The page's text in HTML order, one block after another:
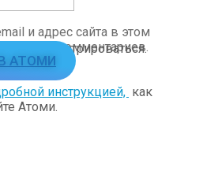
и адрес сайта в этом
моих комментариев.
зарегистрироваться.
АТОМИ
инструкцией, как
Атоми.